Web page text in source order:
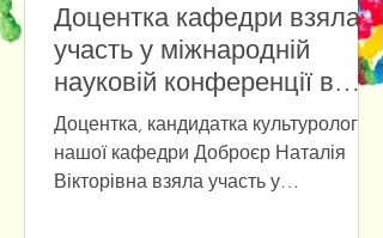
Доцентка кафедри взяла
участь у міжнародній
науковій конференції в
Університеті Вроцлава
Доцентка, кандидатка культурології
нашої кафедри Доброєр Наталія
Вікторівна взяла участь у